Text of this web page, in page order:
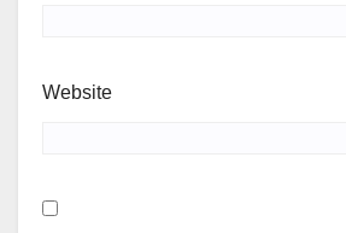
Website